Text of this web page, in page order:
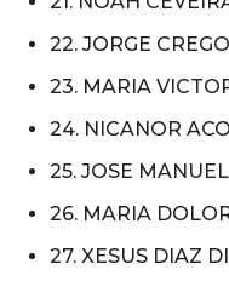
22. JORGE
23. MARIA
24. NICANOR
25. JOSE
26. MARIA
27. XESUS DIAZ